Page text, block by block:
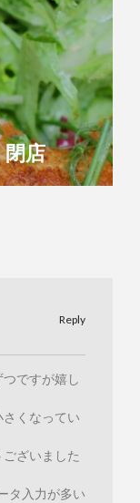
店
Reply
ですが嬉し
くなってい
ざいました
タ入力が多い